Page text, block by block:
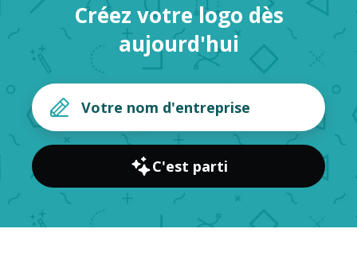
Créez votre logo dès
aujourd'hui
C'est parti